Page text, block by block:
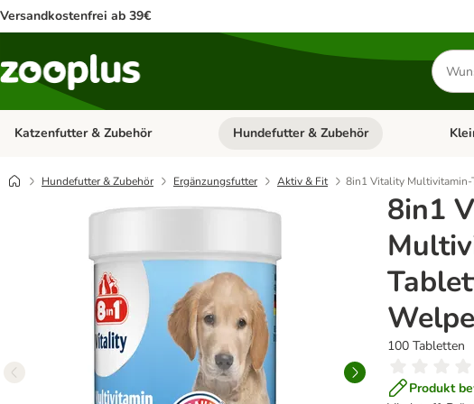
Versandkostenfrei ab 39€
Produkte
suchen
Katzenfutter & Zubehör Kategorie-Menü öffnen: Katzenfutter &
Hundefutter & Zubehör
Hundefutter & Zubehör Ergänzungsfutter Aktiv & Fit 8in1 Vitality Multivitamin-
8in1
Welpe
100 Tabletten
Produkt